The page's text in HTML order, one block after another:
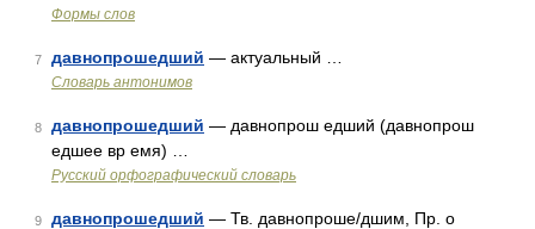
Формы слов
7 давнопрошедший — актуальный …
Словарь антонимов
8 давнопрошедший — давнопрош едший (давнопрош
едшее вр емя) …
Русский орфографический словарь
9 давнопрошедший — Тв. давнопроше/дшим, Пр. о